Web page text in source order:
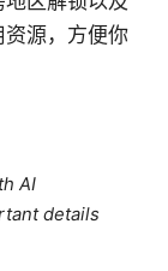
资源，方便你
AI
details